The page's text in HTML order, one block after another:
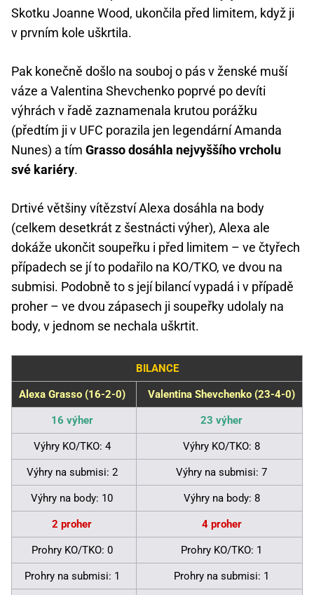
Skotku Joanne Wood, ukončila před limitem, když ji
v prvním kole uškrtila.
Pak konečně došlo na souboj o pás v ženské muší
váze a Valentina Shevchenko poprvé po devíti
výhrách v řadě zaznamenala krutou porážku
(předtím ji v UFC porazila jen legendární Amanda
Nunes) a tím Grasso dosáhla nejvyššího vrcholu
své kariéry.
Drtivé většiny vítězství Alexa dosáhla na body
(celkem desetkrát z šestnácti výher), Alexa ale
dokáže ukončit soupeřku i před limitem – ve čtyřech
případech se jí to podařilo na KO/TKO, ve dvou na
submisi. Podobně to s její bilancí vypadá i v případě
proher – ve dvou zápasech ji soupeřky udolaly na
body, v jednom se nechala uškrtit.
BILANCE
Alexa Grasso (16-2-0) Valentina Shevchenko (23-4-0)
16 výher 23 výher
Výhry KO/TKO: 4 Výhry KO/TKO: 8
Výhry na submisi: 2 Výhry na submisi: 7
Výhry na body: 10 Výhry na body: 8
2 proher 4 proher
Prohry KO/TKO: 0 Prohry KO/TKO: 1
Prohry na submisi: 1 Prohry na submisi: 1